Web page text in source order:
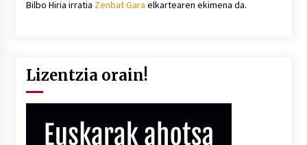
Bilbo Hiria irratia Zenbat Gara elkartearen ekimena da.
Lizentzia orain!